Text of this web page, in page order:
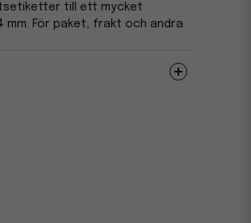
till ett mycket
mm. För paket, frakt och andra